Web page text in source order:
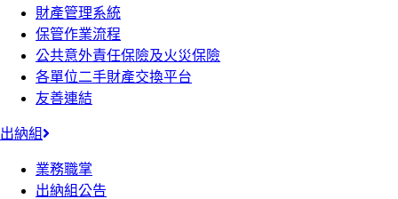
財產管理系統
保管作業流程
公共意外責任保險及火災保險
各單位二手財產交換平台
友善連結
出納組
業務職掌
出納組公告